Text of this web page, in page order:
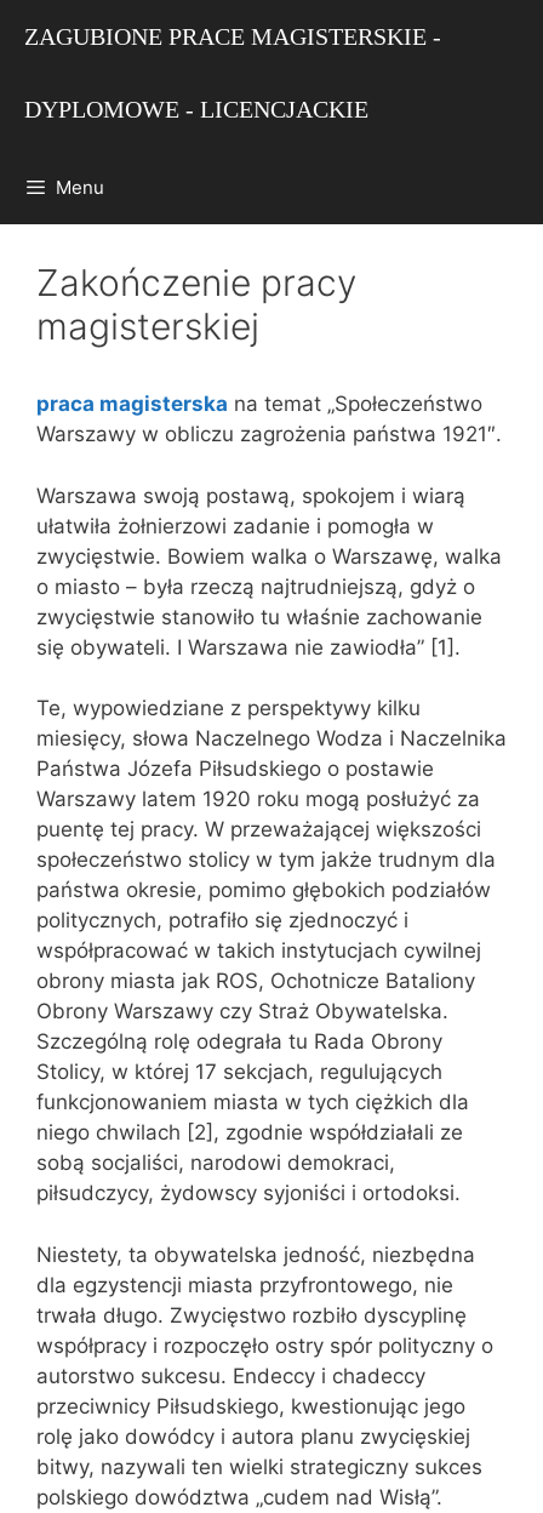
ZAGUBIONE PRACE MAGISTERSKIE -
DYPLOMOWE - LICENCJACKIE
Menu
Zakończenie pracy
magisterskiej
praca magisterska na temat „Społeczeństwo
Warszawy w obliczu zagrożenia państwa 1921″.
Warszawa swoją postawą, spokojem i wiarą
ułatwiła żołnierzowi zadanie i pomogła w
zwycięstwie. Bowiem walka o Warszawę, walka
o miasto – była rzeczą najtrudniejszą, gdyż o
zwycięstwie stanowiło tu właśnie zachowanie
się obywateli. I Warszawa nie zawiodła” [1].
Te, wypowiedziane z perspektywy kilku
miesięcy, słowa Naczelnego Wodza i Naczelnika
Państwa Józefa Piłsudskiego o postawie
Warszawy latem 1920 roku mogą posłużyć za
puentę tej pracy. W przeważającej większości
społeczeństwo stolicy w tym jakże trudnym dla
państwa okresie, pomimo głębokich podziałów
politycznych, potrafiło się zjednoczyć i
współpracować w takich instytucjach cywilnej
obrony miasta jak ROS, Ochotnicze Bataliony
Obrony Warszawy czy Straż Obywatelska.
Szczególną rolę odegrała tu Rada Obrony
Stolicy, w której 17 sekcjach, regulujących
funkcjonowaniem miasta w tych ciężkich dla
niego chwilach [2], zgodnie współdziałali ze
sobą socjaliści, narodowi demokraci,
piłsudczycy, żydowscy syjoniści i ortodoksi.
Niestety, ta obywatelska jedność, niezbędna
dla egzystencji miasta przyfrontowego, nie
trwała długo. Zwycięstwo rozbiło dyscyplinę
współpracy i rozpoczęło ostry spór polityczny o
autorstwo sukcesu. Endeccy i chadeccy
przeciwnicy Piłsudskiego, kwestionując jego
rolę jako dowódcy i autora planu zwycięskiej
bitwy, nazywali ten wielki strategiczny sukces
polskiego dowództwa „cudem nad Wisłą”.